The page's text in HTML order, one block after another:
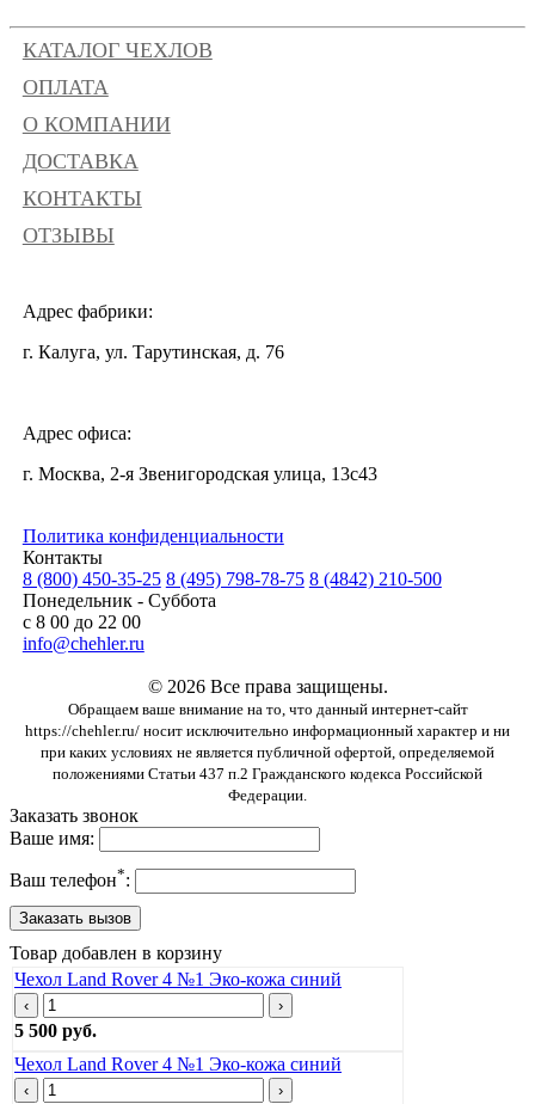
КАТАЛОГ ЧЕХЛОВ
ОПЛАТА
О КОМПАНИИ
ДОСТАВКА
КОНТАКТЫ
ОТЗЫВЫ
Адрес фабрики:
г. Калуга, ул. Тарутинская, д. 76
Адрес офиса:
г. Москва, 2-я Звенигородская улица, 13с43
Политика конфиденциальности
Контакты
8 (800) 450-35-25 8 (495) 798-78-75 8 (4842) 210-500
Понедельник - Суббота
с 8 00 до 22 00
info@chehler.ru
© 2026 Все права защищены.
Обращаем ваше внимание на то, что данный интернет-сайт
https://chehler.ru/ носит исключительно информационный характер и ни
при каких условиях не является публичной офертой, определяемой
положениями Статьи 437 п.2 Гражданского кодекса Российской
Федерации.
Заказать звонок
Ваше имя:
Ваш телефон*:
Товар добавлен в корзину
Чехол Land Rover 4 №1 Эко-кожа синий
‹ ›
5 500 руб.
Чехол Land Rover 4 №1 Эко-кожа синий
‹ ›